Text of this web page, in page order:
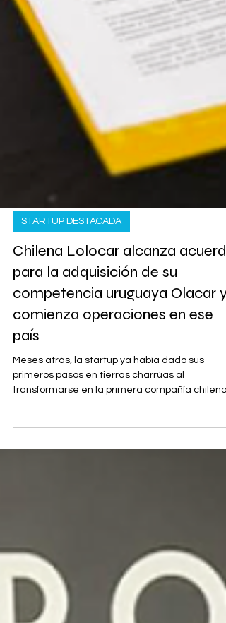
STARTUP DESTACADA
Chilena Lolocar alcanza acuerdo
para la adquisición de su
competencia uruguaya Olacar y
comienza operaciones en ese
país
Meses atrás, la startup ya había dado sus
en...